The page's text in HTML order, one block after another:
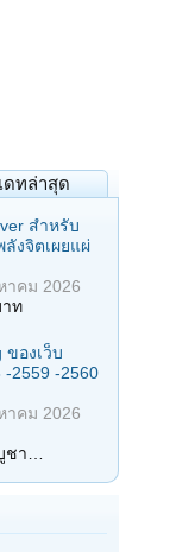
ดทล่าสุด
สำหรับ
งจิตเผยแผ่
าคม 2026
ท
ของเว็บ
-2559 -2560
าคม 2026
ชา…